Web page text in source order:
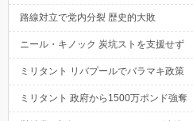
路線対立で党内分裂 歴史的大敗
ニール・キノック 炭坑ストを支援せず
ミリタント リバプールでバラマキ政策
ミリタント 政府から1500万ポンド強奪